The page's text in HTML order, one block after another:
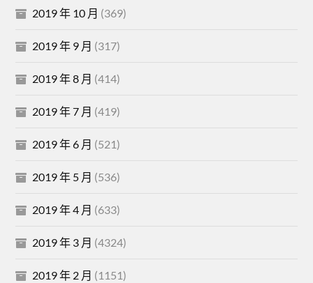
2019 年 10 月 (369)
2019 年 9 月 (317)
2019 年 8 月 (414)
2019 年 7 月 (419)
2019 年 6 月 (521)
2019 年 5 月 (536)
2019 年 4 月 (633)
2019 年 3 月 (4324)
2019 年 2 月 (1151)